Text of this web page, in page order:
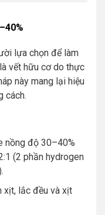
lựa chọn để làm
vết hữu cơ do thực
này mang lại hiệu
cách.
nồng độ 30–40%
(2 phần hydrogen
xịt, lắc đều và xịt